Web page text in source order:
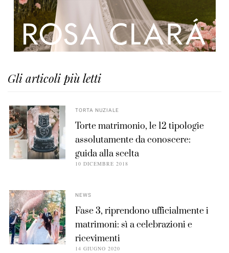
Gli articoli più letti
TORTA NUZIALE
Torte matrimonio, le 12 tipologie
assolutamente da conoscere:
guida alla scelta
10 DICEMBRE 2018
NEWS
Fase 3, riprendono ufficialmente i
matrimoni: sì a celebrazioni e
ricevimenti
14 GIUGNO 2020